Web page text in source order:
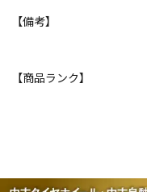
【備考】
【商品ランク】